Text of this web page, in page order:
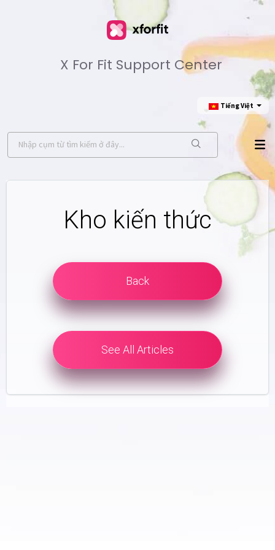
X For Fit Support Center
Tiếng Việt
Kho kiến thức
Back
See All Articles